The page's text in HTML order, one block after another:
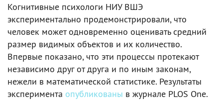
Когнитивные психологи НИУ ВШЭ
экспериментально продемонстрировали, что
человек может одновременно оценивать средний
размер видимых объектов и их количество.
Впервые показано, что эти процессы протекают
независимо друг от друга и по иным законам,
нежели в математической статистике. Результаты
эксперимента опубликованы в журнале PLOS One.